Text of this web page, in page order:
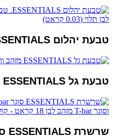
טבעת יהלום ESSENTIALS
טבעת גל ESSENTIALS
שרשרת ESSENTIALS סוגר T-bar